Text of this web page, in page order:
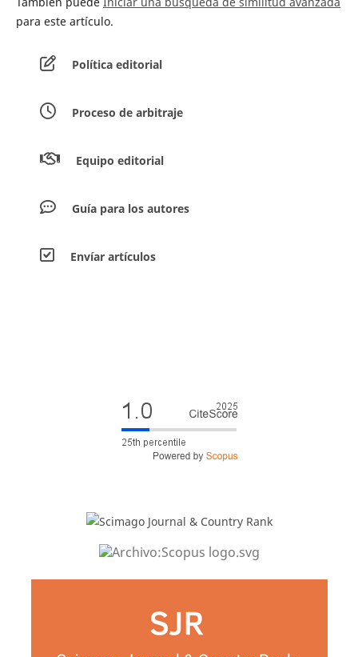
para este artículo.
Política editorial
Proceso de arbitraje
Equipo editorial
Guía para los autores
Envíar artículos